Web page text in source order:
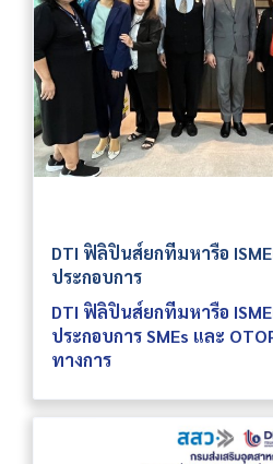
DTI ฟิลิปินส์ยกทีมหารือ
ประกอบการ
DTI ฟิลิปินส์ยกทีมหารือ
ประกอบการ SMEs และ
ทางการ